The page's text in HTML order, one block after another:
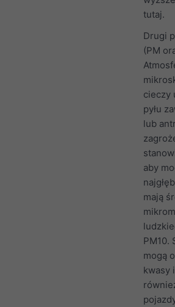
tutaj.
Drugi
(PM
cieczy
pyłu
lub
aby
mają
PM10.
mogą
kwasy